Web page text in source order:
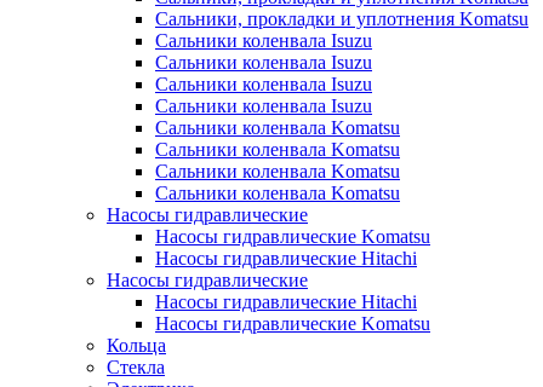
Сальники, прокладки и уплотнения Komatsu
Сальники коленвала Isuzu
Сальники коленвала Isuzu
Сальники коленвала Isuzu
Сальники коленвала Isuzu
Сальники коленвала Komatsu
Сальники коленвала Komatsu
Сальники коленвала Komatsu
Сальники коленвала Komatsu
Насосы гидравлические
Насосы гидравлические Komatsu
Насосы гидравлические Hitachi
Насосы гидравлические
Насосы гидравлические Hitachi
Насосы гидравлические Komatsu
Кольца
Стекла